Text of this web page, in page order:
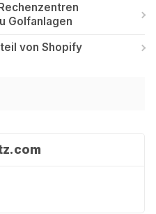
Golfanlagen
von Shopify